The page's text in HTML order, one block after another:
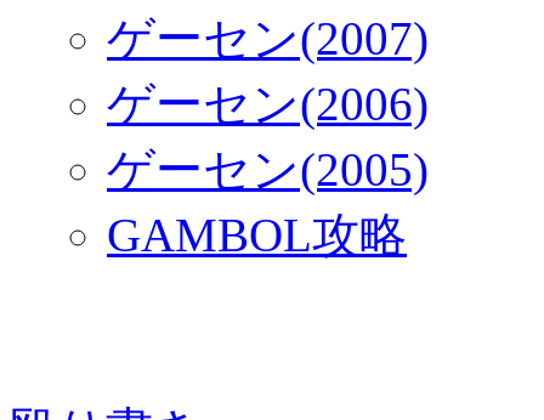
ゲーセン(2007)
ゲーセン(2006)
ゲーセン(2005)
GAMBOL攻略